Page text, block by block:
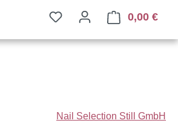
0,00 €
Nail Selection Still GmbH